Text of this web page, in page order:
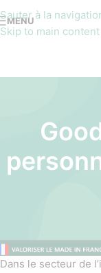
Sauter à la
Skip to main content
MENU
Dans le secteur de